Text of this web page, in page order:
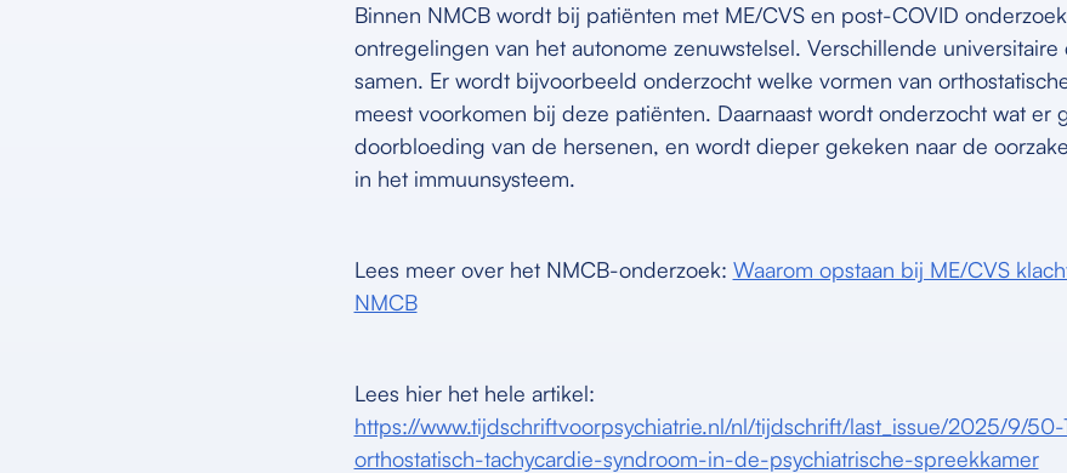
Binnen NMCB wordt bij patiënten met ME/CVS en post-COVID
ontregelingen van het autonome zenuwstelsel. Verschillende
samen. Er wordt bijvoorbeeld onderzocht welke vormen van
meest voorkomen bij deze patiënten. Daarnaast wordt onderzocht wat er
doorbloeding van de hersenen, en wordt dieper gekeken naar de
in het immuunsysteem.
Lees meer over het NMCB-onderzoek: Waarom opstaan bij ME/CVS
NMCB
Lees hier het hele artikel:
https://www.tijdschriftvoorpsychiatrie.nl/nl/tijdschrift/last_issue/2025/9/
orthostatisch-tachycardie-syndroom-in-de-psychiatrische-spreekkamer